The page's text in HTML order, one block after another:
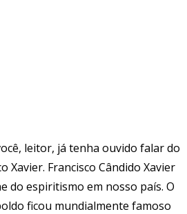
leitor, já tenha ouvido falar do
Xavier. Francisco Cândido Xavier
do espiritismo em nosso país. O
ficou mundialmente famoso